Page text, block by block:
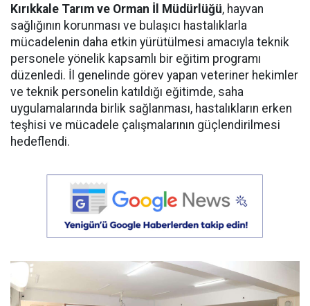
Kırıkkale Tarım ve Orman İl Müdürlüğü, hayvan
sağlığının korunması ve bulaşıcı hastalıklarla
mücadelenin daha etkin yürütülmesi amacıyla teknik
personele yönelik kapsamlı bir eğitim programı
düzenledi. İl genelinde görev yapan veteriner hekimler
ve teknik personelin katıldığı eğitimde, saha
uygulamalarında birlik sağlanması, hastalıkların erken
teşhisi ve mücadele çalışmalarının güçlendirilmesi
hedeflendi.